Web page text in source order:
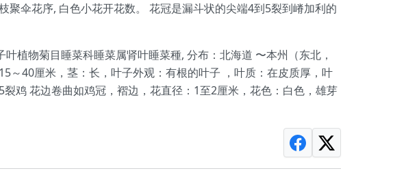
伞花序, 白色小花开花数。 花冠是漏斗状的尖端4到5裂到嵴加利的
物菊目睡菜科睡菜属肾叶睡菜種, 分布：北海道 〜本州（东北，
～40厘米，茎：长，叶子外观：有根的叶子 ，叶质：在皮质厚，叶
鸡 花边卷曲如鸡冠，褶边，花直径：1至2厘米，花色：白色，雄芽